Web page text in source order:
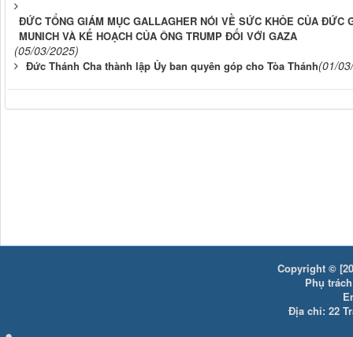
ĐỨC TỔNG GIÁM MỤC GALLAGHER NÓI VỀ SỨC KHỎE CỦA ĐỨC
MUNICH VÀ KẾ HOẠCH CỦA ÔNG TRUMP ĐỐI VỚI GAZA
(05/03/2025)
Đức Thánh Cha thành lập Ủy ban quyên góp cho Tòa Thánh(01/
Copyright ©
Phụ
Địa chỉ: 22